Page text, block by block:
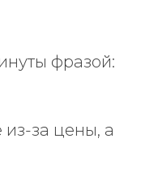
фразой:
за цены, а